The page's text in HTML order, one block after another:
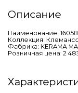
Описание
Наименование:
Коллекция:
Фабрика: KERAMA
Розничная цена: 2